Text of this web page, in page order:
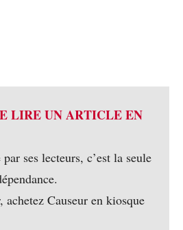
LIRE UN ARTICLE EN
ses lecteurs, c’est la seule
achetez Causeur en kiosque